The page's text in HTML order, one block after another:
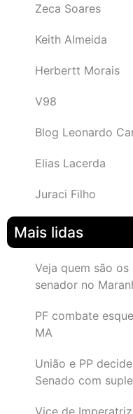
Zeca Soares
Keith Almeida
Herbertt Morais
V98
Blog Leonardo
Elias Lacerda
Juraci Filho
Mais lidas
Veja quem são
senador no
PF combate
MA
União e PP
Senado com
Vice de